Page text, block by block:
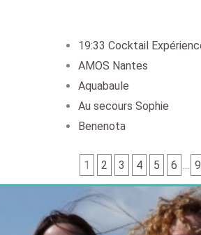
19:33 Cocktail
AMOS Nantes
Aquabaule
Au secours Sophie
Benenota
1 2 3 4 5 6 ... 9